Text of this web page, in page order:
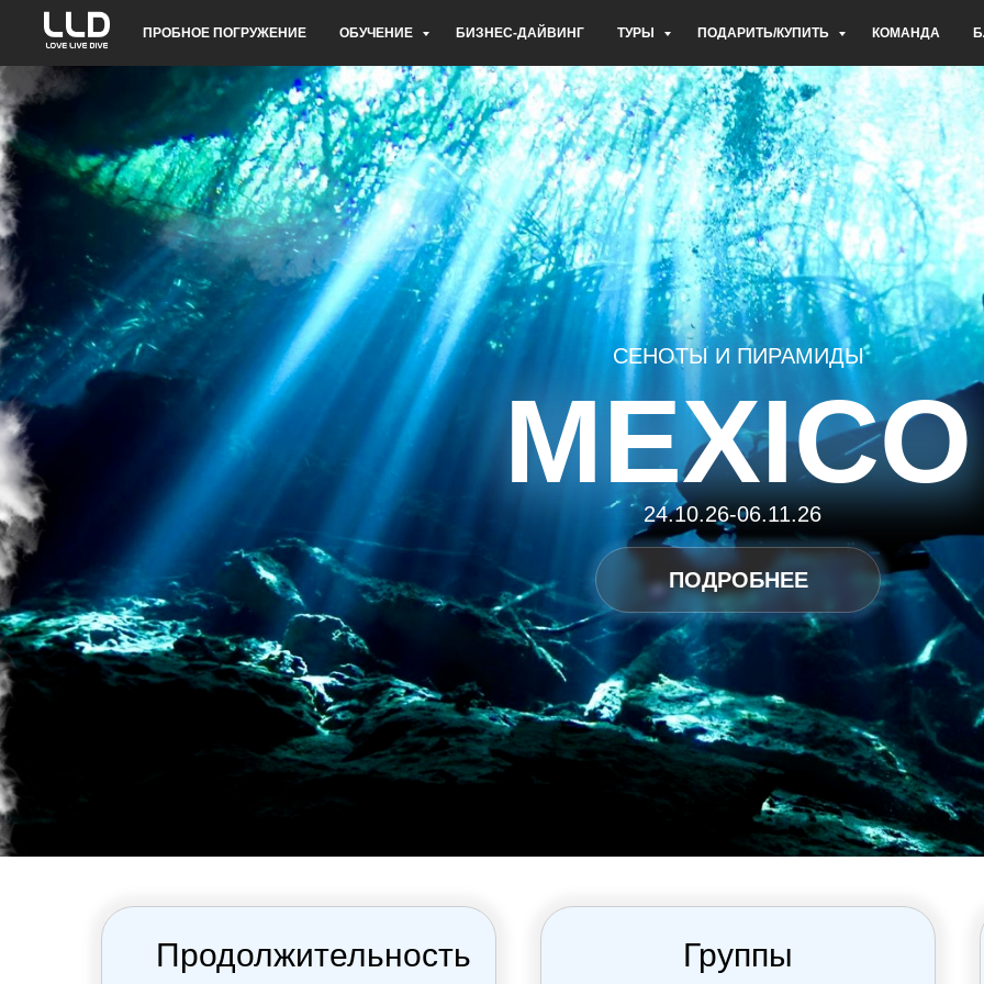
ПРОБНОЕ ПОГРУЖЕНИЕ ОБУЧЕНИЕ БИЗНЕС-ДАЙВИНГ ТУРЫ ПОДАРИТЬ/КУПИТЬ КОМАНДА
Подробнее
MEXICO
СЕНОТЫ И ПИРАМИДЫ
24.10.26-06.11.26
ПОДРОБНЕЕ
Продолжительность Группы